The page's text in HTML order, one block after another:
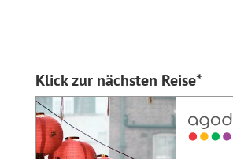
Klick zur nächsten Reise*